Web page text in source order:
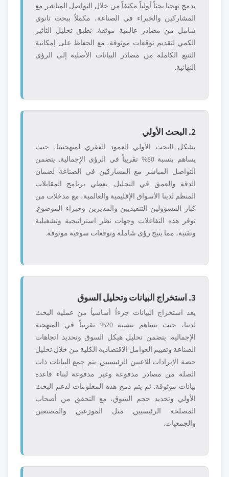
يدمج نهجنا بحثاً أولياً مكثفاً من خلال التواصل المباشر مع
المشاركين والخبراء في الصناعة، مكملاً ببحث ثانوي
شامل من مصادر عالمية موثقة. نطبق تحليل التأثير
الكمي لتقديم توقعات موثوقة، مع الحفاظ على إمكانية
التتبع الكاملة من مصادر البيانات الأصلية إلى الرؤى
النهائية.
2. البحث الأولي
يشكل البحث الأولي العمود الفقري لمنهجيتنا، حيث
يساهم بنسبة 80% تقريباً في الرؤى الإجمالية. يتضمن
التواصل المباشر مع المشاركين في الصناعة لضمان
الدقة والعمق في التحليل. يغطي برنامج المقابلات
المنظم لدينا الأسواق الإقليمية والعالمية، مع مدخلات من
كبار المسؤولين التنفيذيين والمديرين وخبراء الموضوع.
توفر هذه التفاعلات وجهات نظر استراتيجية وتشغيلية
وتقنية، مما يتيح رؤى شاملة وتوقعات سوقية موثوقة.
3. استخراج البيانات وتحليل السوق
يعد استخراج البيانات جزءاً أساسياً من عملية البحث
لدينا، حيث يساهم بنسبة 20% تقريباً في المنهجية
الإجمالية. يتضمن تحليل هيكل السوق وتحديد اتجاهات
الصناعة وتقييم العوامل الاقتصادية الكلية من خلال تحليل
حصة الإيرادات للاعبين الرئيسيين. يتم جمع البيانات ذات
الصلة من مصادر مدفوعة وغير مدفوعة لبناء قاعدة
بيانات موثوقة. ثم يتم دمج هذه المعلومات لدعم البحث
الأولي وتحديد حجم السوق، مع التحقق من أصحاب
المصلحة الرئيسيين مثل الموزعين والمصنعين
والجمعيات.